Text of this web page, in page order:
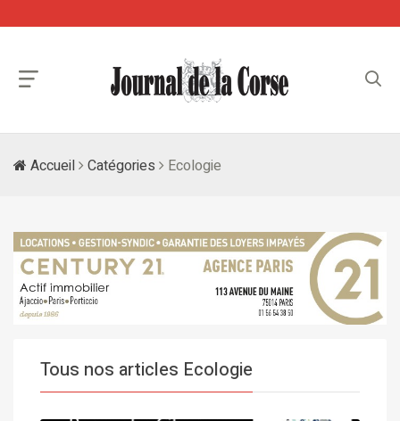
Accueil Catégories Ecologie
Tous nos articles Ecologie